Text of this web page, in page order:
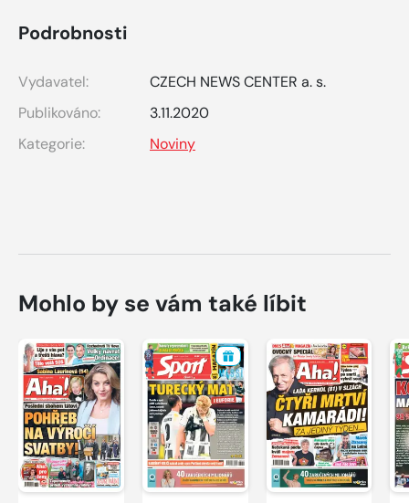
Podrobnosti
Vydavatel:
CZECH NEWS CENTER a. s.
Publikováno:
3.11.2020
Kategorie:
Noviny
Mohlo by se vám také líbit